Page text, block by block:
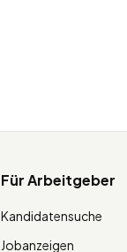
Für Arbeitgeber
Kandidatensuche
Jobanzeigen